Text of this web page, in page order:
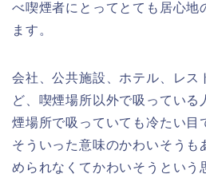
べ喫煙者にとってとても居心地
ます。
会社、公共施設、ホテル、レス
ど、喫煙場所以外で吸っている
煙場所で吸っていても冷たい目
そういった意味のかわいそうも
められなくてかわいそうという